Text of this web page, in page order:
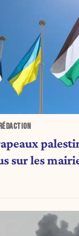
sur les